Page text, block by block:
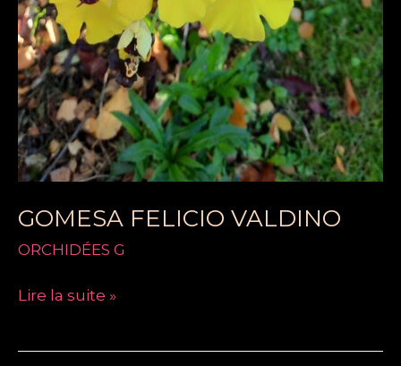
GOMESA FELICIO VALDINO
ORCHIDÉES G
Lire la suite »